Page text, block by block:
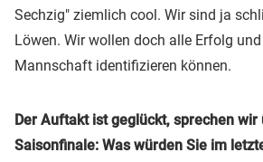
Sechzig" ziemlich cool. Wir sind ja
Löwen. Wir wollen doch alle Erfolg
Mannschaft identifizieren können.
Der Auftakt ist geglückt, sprechen wir
Saisonfinale: Was würden Sie im